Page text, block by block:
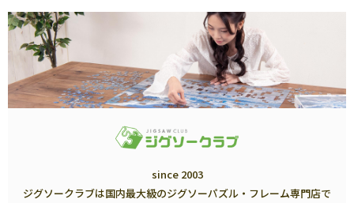
since 2003
ジグソークラブは国内最大級のジグソーパズル・フレーム専門店で